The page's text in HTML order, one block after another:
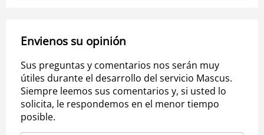
Envienos su opinión
Sus preguntas y comentarios nos serán muy
útiles durante el desarrollo del servicio Mascus.
Siempre leemos sus comentarios y, si usted lo
solicita, le respondemos en el menor tiempo
posible.